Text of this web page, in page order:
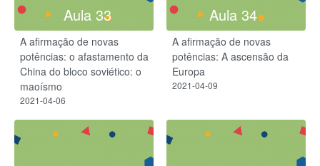
Aula 33
A afirmação de novas
potências: o afastamento da
China do bloco soviético: o
maoísmo
2021-04-06
Aula 34
A afirmação de novas
potências: A ascensão da
Europa
2021-04-09